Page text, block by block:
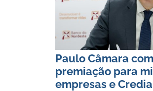
Paulo Câmara
premiação para
empresas e